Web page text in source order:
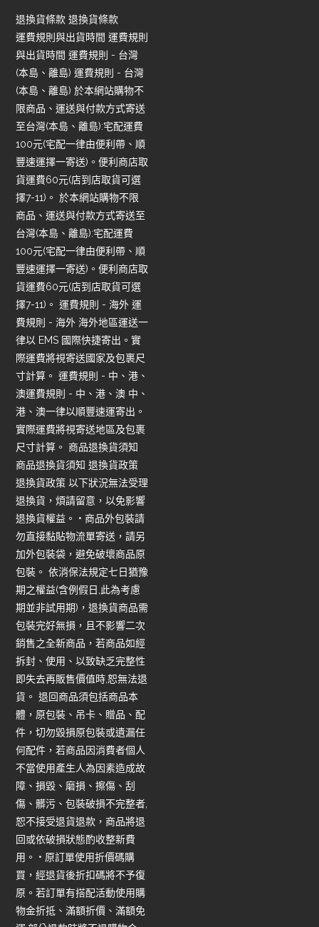
退換貨條款 退換貨條款
運費規則與出貨時間 運費規則
與出貨時間 運費規則 - 台灣
(本島、離島) 運費規則 - 台灣
(本島、離島) 於本網站購物不
限商品、運送與付款方式寄送
至台灣(本島、離島):宅配運費
100元(宅配一律由便利帶、順
豐速運擇一寄送)。便利商店取
貨運費60元(店到店取貨可選
擇7-11)。 於本網站購物不限
商品、運送與付款方式寄送至
台灣(本島、離島):宅配運費
100元(宅配一律由便利帶、順
豐速運擇一寄送)。便利商店取
貨運費60元(店到店取貨可選
擇7-11)。 運費規則 - 海外 運
費規則 - 海外 海外地區運送一
律以 EMS 國際快捷寄出。實
際運費將視寄送國家及包裹尺
寸計算。 運費規則 - 中、港、
澳運費規則 - 中、港、澳 中、
港、澳一律以順豐速運寄出。
實際運費將視寄送地區及包裹
尺寸計算。 商品退換貨須知
商品退換貨須知 退換貨政策
退換貨政策 以下狀況無法受理
退換貨，煩請留意，以免影響
退換貨權益。 • 商品外包裝請
勿直接黏貼物流單寄送，請另
加外包裝袋，避免破壞商品原
包裝。 依消保法規定七日猶豫
期之權益(含例假日,此為考慮
期並非試用期)，退換貨商品需
包裝完好無損，且不影響二次
銷售之全新商品，若商品如經
拆封、使用、以致缺乏完整性
即失去再販售價值時,恕無法退
貨。 退回商品須包括商品本
體，原包裝、吊卡、贈品、配
件，切勿毀損原包裝或遺漏任
何配件，若商品因消費者個人
不當使用產生人為因素造成故
障、損毀、磨損、擦傷、刮
傷、髒污、包裝破損不完整者,
恕不接受退貨退款，商品將退
回或依破損狀態酌收整新費
用。 • 原訂單使用折價碼購
買，經退貨後折扣碼將不予復
原。若訂單有搭配活動使用購
物金折抵、滿額折價、滿額免